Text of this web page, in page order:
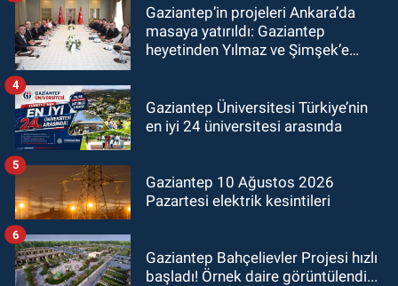
Gaziantep’in projeleri Ankara’da
masaya yatırıldı: Gaziantep
heyetinden Yılmaz ve Şimşek’e
Gaziantep Üniversitesi Türkiye’nin
en iyi 24 üniversitesi arasında
4
Gaziantep 10 Ağustos 2026
Pazartesi elektrik kesintileri
5
Gaziantep Bahçelievler Projesi hızlı
başladı! Örnek daire görüntülendi...
6